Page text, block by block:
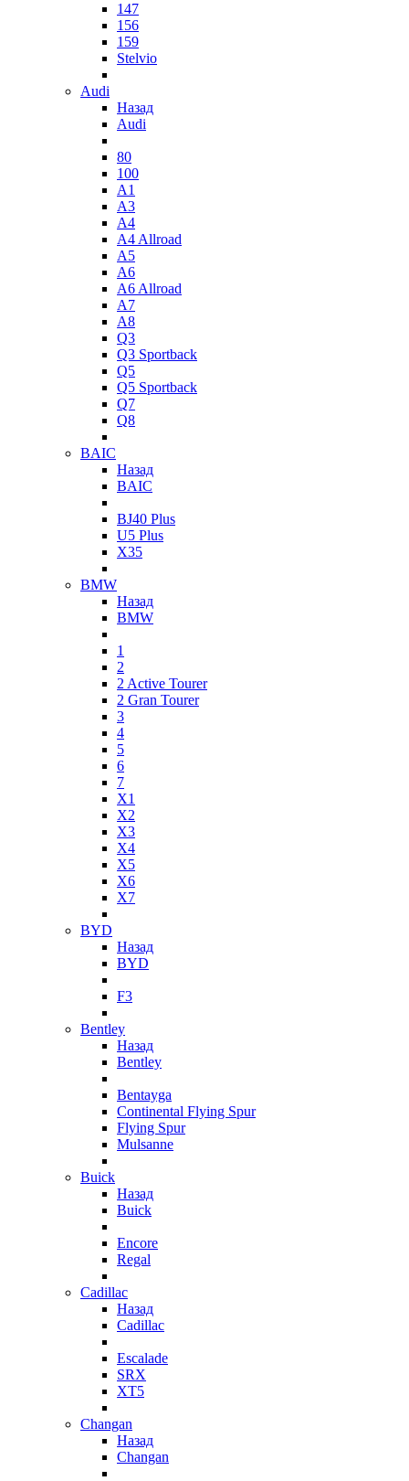
147
156
159
Stelvio
Audi
Назад
Audi
80
100
A1
A3
A4
A4 Allroad
A5
A6
A6 Allroad
A7
A8
Q3
Q3 Sportback
Q5
Q5 Sportback
Q7
Q8
BAIC
Назад
BAIC
BJ40 Plus
U5 Plus
X35
BMW
Назад
BMW
1
2
2 Active Tourer
2 Gran Tourer
3
4
5
6
7
X1
X2
X3
X4
X5
X6
X7
BYD
Назад
BYD
F3
Bentley
Назад
Bentley
Bentayga
Continental Flying Spur
Flying Spur
Mulsanne
Buick
Назад
Buick
Encore
Regal
Cadillac
Назад
Cadillac
Escalade
SRX
XT5
Changan
Назад
Changan